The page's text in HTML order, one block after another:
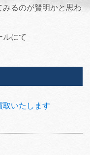
るのが賢明かと思わ
ルにて
いたします